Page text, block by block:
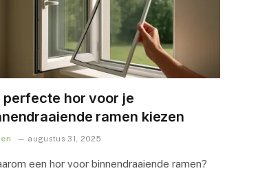
perfecte hor voor je
ramen kiezen
augustus 31, 2025
een hor voor binnendraaiende ramen?